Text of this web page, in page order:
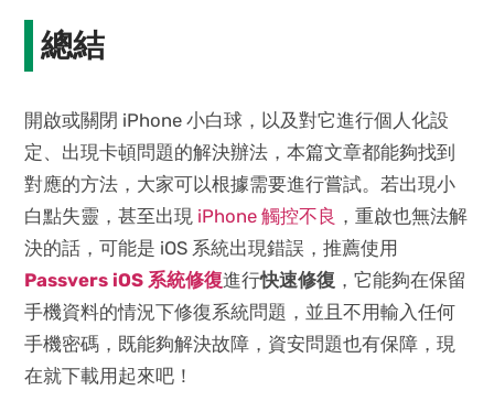
總結
開啟或關閉 iPhone 小白球，以及對它進行個人化設
定、出現卡頓問題的解決辦法，本篇文章都能夠找到
對應的方法，大家可以根據需要進行嘗試。若出現小
白點失靈，甚至出現 iPhone 觸控不良 ，重啟也無法解
決的話，可能是 iOS 系統出現錯誤，推薦使用
Passvers iOS 系統修復進行快速修復 ，它能夠在保留
手機資料的情況下修復系統問題，並且不用輸入任何
手機密碼，既能夠解決故障，資安問題也有保障，現
在就下載用起來吧！